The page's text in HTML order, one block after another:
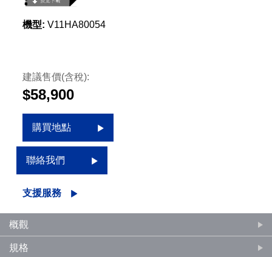
機型: V11HA80054
建議售價(含稅):
$58,900
購買地點
聯絡我們
支援服務
概觀
規格